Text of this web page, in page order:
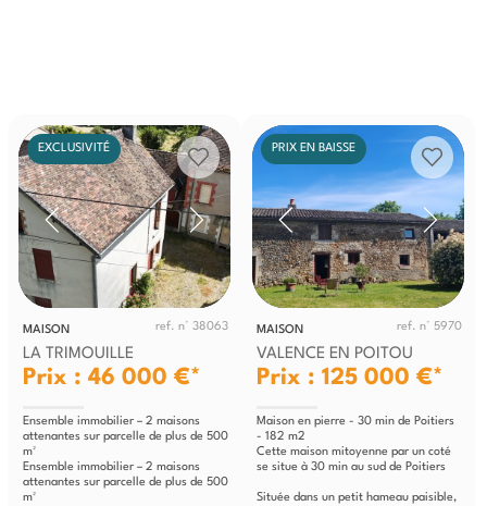
EXCLUSIVITÉ
MAISON ref. n° 38063
LA TRIMOUILLE
Prix : 46 000 €*
Ensemble immobilier – 2 maisons
attenantes sur parcelle de plus de 500
m²
Ensemble immobilier – 2 maisons
attenantes sur parcelle de plus de 500
m²
PRIX EN BAISSE
MAISON ref. n° 5970
VALENCE EN POITOU
Prix : 125 000 €*
Maison en pierre - 30 min de Poitiers
- 182 m2
Cette maison mitoyenne par un coté
se situe à 30 min au sud de Poitiers
Située dans un petit hameau paisible,